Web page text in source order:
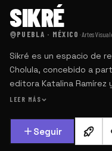
SIKRÉ
PUEBLA · MÉXICO ·Artes
Sikré es un espacio de
Cholula, concebido a
editora Katalina
Surgió de la visión de
LEER MÁS
Seguir